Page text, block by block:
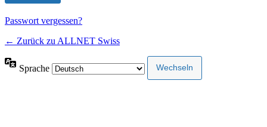
Passwort vergessen?
← Zurück zu ALLNET Swiss
Sprache